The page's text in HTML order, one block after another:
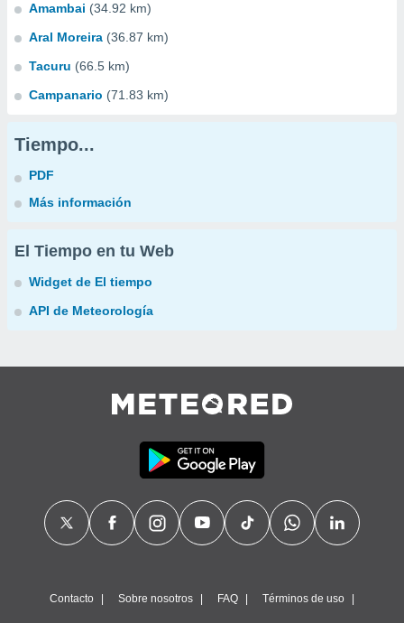
Amambai (34.92 km)
Aral Moreira (36.87 km)
Tacuru (66.5 km)
Campanario (71.83 km)
Tiempo...
PDF
Más información
El Tiempo en tu Web
Widget de El tiempo
API de Meteorología
Contacto Sobre nosotros FAQ Términos de uso